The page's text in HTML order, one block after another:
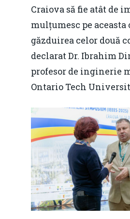
Craiova să fie atât de
mulțumesc pe
găzduirea celor două
declarat Dr. Ibrahim
profesor de inginerie
Ontario Tech